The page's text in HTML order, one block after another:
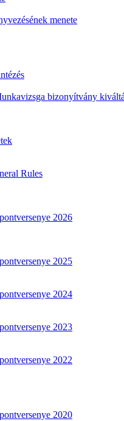
menete
bizonyítvány
Rules
2026
2025
2024
2023
2022
2020